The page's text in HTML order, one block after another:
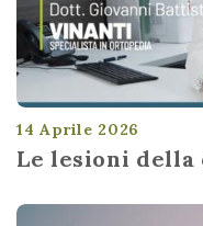
14 Aprile 2026
Le lesioni